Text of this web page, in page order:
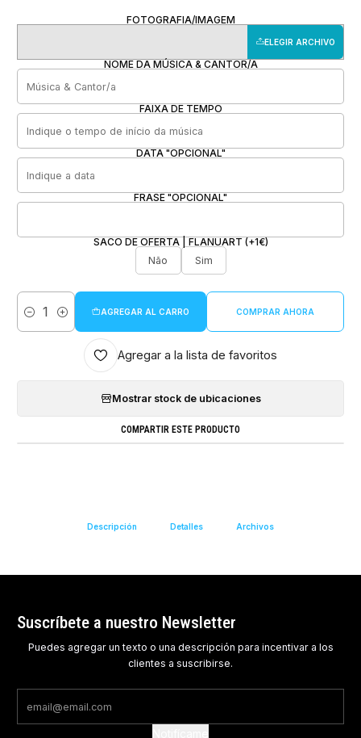
FOTOGRAFIA/IMAGEM
ELEGIR ARCHIVO
NOME DA MÚSICA & CANTOR/A
FAIXA DE TEMPO
DATA "OPCIONAL"
FRASE "OPCIONAL"
SACO DE OFERTA | FLANUART (+1€)
Não
Sim
Cantidad
AGREGAR AL CARRO COMPRAR AHORA
Agregar a la lista de favoritos
Mostrar stock de ubicaciones
COMPARTIR ESTE PRODUCTO
Descripción Detalles Archivos
Suscríbete a nuestro Newsletter
Puedes agregar un texto o una descripción para incentivar a los
clientes a suscribirse.